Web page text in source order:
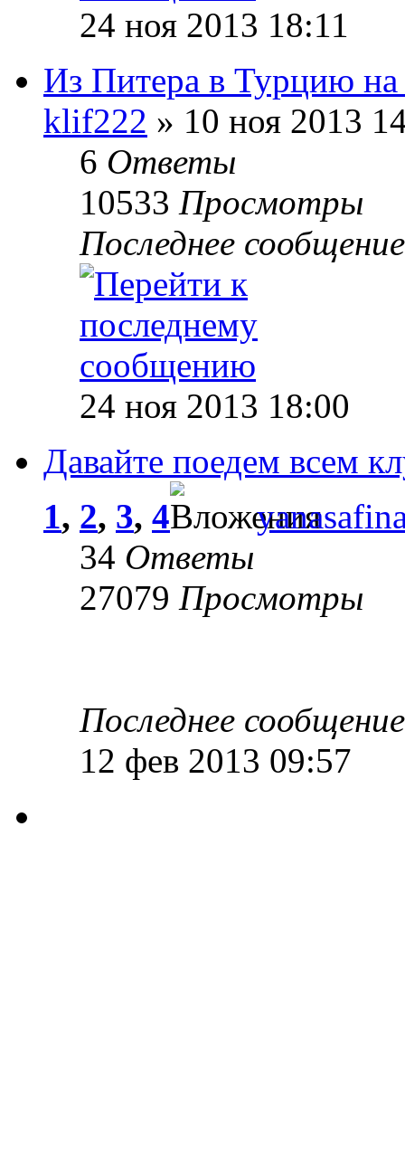
24 ноя 2013 18:11
Из Питера в Турцию на
klif222 » 10 ноя 2013
6 Ответы
10533 Просмотры
Последнее
24 ноя 2013 18:00
Давайте поедем всем
1, 2, 3, 4
34 Ответы
27079 Просмотры
Последнее
12 фев 2013 09:57